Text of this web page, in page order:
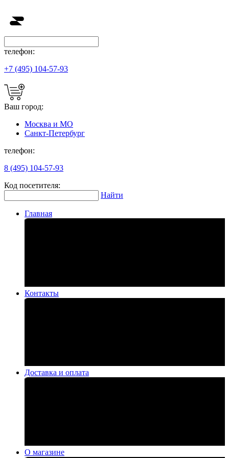
телефон:
+7 (495) 104-57-93
Ваш город:
Москва и МО
Санкт-Петербург
телефон:
8 (495) 104-57-93
Код посетителя:
Найти
Главная
Контакты
Доставка и оплата
О магазине